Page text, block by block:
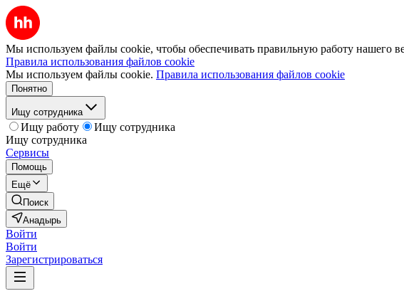
Мы используем файлы cookie, чтобы обеспечивать правильную работу нашего
Правила использования файлов cookie
Мы используем файлы cookie. Правила использования файлов cookie
Понятно
Ищу сотрудника
Ищу работу
Ищу сотрудника
Ищу сотрудника
Сервисы
Помощь
Ещё
Поиск
Анадырь
Войти
Войти
Зарегистрироваться